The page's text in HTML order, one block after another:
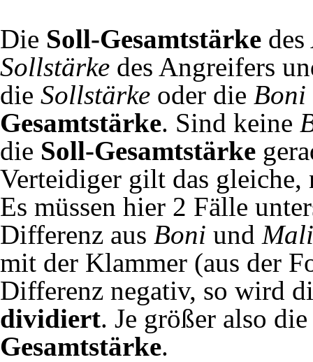
Die Soll-Gesamtstärke
Sollstärke des Angreifers
die Sollstärke oder die Boni
Gesamtstärke. Sind keine
die Soll-Gesamtstärke
Verteidiger gilt das
Es müssen hier 2 Fälle
Differenz aus Boni und Mali
mit der Klammer (aus der
Differenz negativ, so wird
dividiert. Je größer also
Gesamtstärke.